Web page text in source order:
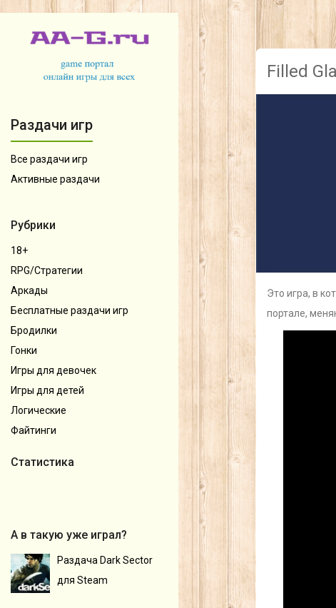
Раздачи игр
Все раздачи игр
Активные раздачи
Рубрики
18+
RPG/Стратегии
Аркады
Бесплатные раздачи игр
Бродилки
Гонки
Игры для девочек
Игры для детей
Логические
Файтинги
Статистика
А в такую уже играл?
Раздача Dark Sector
для Steam
Filled
Это игра, в
портале,